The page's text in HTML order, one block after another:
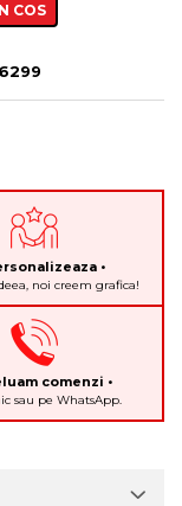
COS
•
noi creem grafica!
comenzi •
sau pe WhatsApp.